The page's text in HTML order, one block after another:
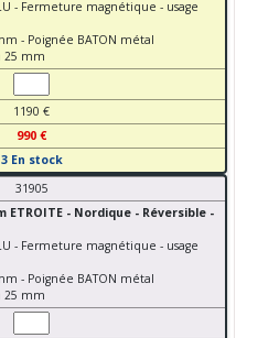
- Fermeture magnétique - usage
- Poignée BATON métal
25 mm
1190 €
990 €
3 En stock
31905
ETROITE - Nordique - Réversible -
- Fermeture magnétique - usage
- Poignée BATON métal
25 mm